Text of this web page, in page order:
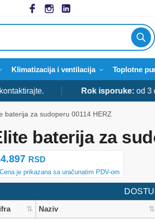
Klimatizacija i ventilacija Toplotne
Rok isporuke:od 3 do 5
baterija za sudoperu 00114 HERZ
baterija za
RSD
Naziv